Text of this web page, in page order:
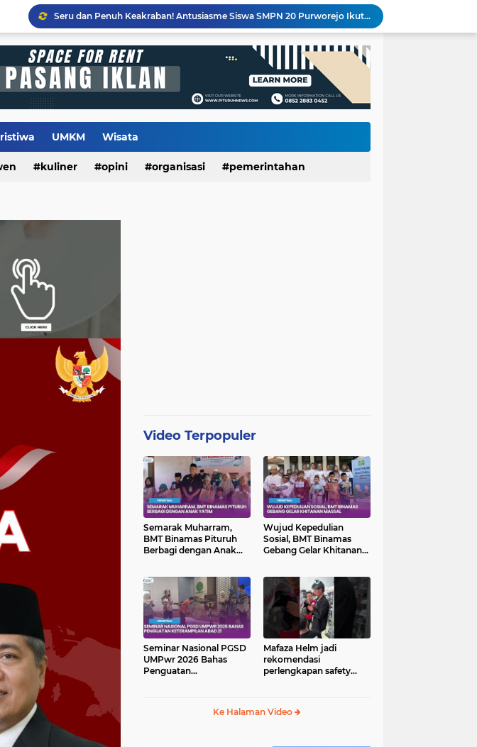
Banggakan Kwarran Pituruh, Tiga Siswa SMPN 20 dan SMPN 40 Purworejo Melenggang ke Jamnas Cibubur
PT Unggulrejo Wasono Dilanda Kebakaran, Tiga Korban Dilaporkan Alami Luka
Meriahkan HUT RI ke-81, SDN Luwenglor Sabet Juara 1 Turnamen Mini Soccer SD Se-Kecamatan Pituruh
Kemarau Picu Krisis Air Bersih, SDN Munggangsari dan Warga Kaligintung Berharap Pasokan Air Rutin
Flashback Program PITULUNGAN Yuli–Dion: Sejauh Mana Realisasinya?
Expo HUT ke-61 Yonif 412/BES Purworejo 2026 Resmi Dibuka, Pererat Sinergi TNI dan Masyarakat Lewat Beragam Hiburan
500 Mesin Produksi Terdampak, Kebakaran PT Unggulrejo Wasono Sebabkan Kerugian Ratusan Juta
UMKM Wisata
kuliner opini organisasi pemerintahan
Video Terpopuler
Semarak Muharram,
BMT Binamas Pituruh
Berbagi dengan Anak
Wujud Kepedulian
Sosial, BMT Binamas
Gebang Gelar Khitanan
Seminar Nasional PGSD
UMPwr 2026 Bahas
Penguatan
Mafaza Helm jadi
rekomendasi
perlengkapan safety
Ke Halaman Video